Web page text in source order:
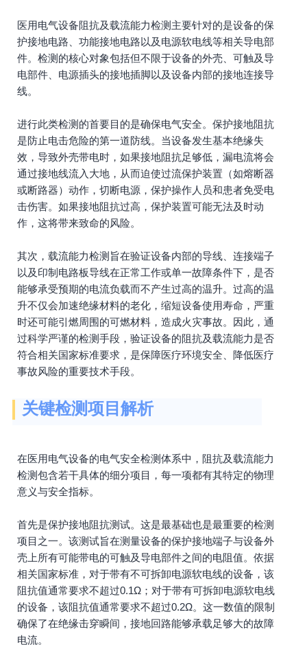
医用电气设备阻抗及载流能力检测主要针对的是设备的保
护接地电路、功能接地电路以及电源软电线等相关导电部
件。检测的核心对象包括但不限于设备的外壳、可触及导
电部件、电源插头的接地插脚以及设备内部的接地连接导
线。
进行此类检测的首要目的是确保电气安全。保护接地阻抗
是防止电击危险的第一道防线。当设备发生基本绝缘失
效，导致外壳带电时，如果接地阻抗足够低，漏电流将会
通过接地线流入大地，从而迫使过流保护装置（如熔断器
或断路器）动作，切断电源，保护操作人员和患者免受电
击伤害。如果接地阻抗过高，保护装置可能无法及时动
作，这将带来致命的风险。
其次，载流能力检测旨在验证设备内部的导线、连接端子
以及印制电路板导线在正常工作或单一故障条件下，是否
能够承受预期的电流负载而不产生过高的温升。过高的温
升不仅会加速绝缘材料的老化，缩短设备使用寿命，严重
时还可能引燃周围的可燃材料，造成火灾事故。因此，通
过科学严谨的检测手段，验证设备的阻抗及载流能力是否
符合相关国家标准要求，是保障医疗环境安全、降低医疗
事故风险的重要技术手段。
关键检测项目解析
在医用电气设备的电气安全检测体系中，阻抗及载流能力
检测包含若干具体的细分项目，每一项都有其特定的物理
意义与安全指标。
首先是保护接地阻抗测试。这是最基础也是最重要的检测
项目之一。该测试旨在测量设备的保护接地端子与设备外
壳上所有可能带电的可触及导电部件之间的电阻值。依据
相关国家标准，对于带有不可拆卸电源软电线的设备，该
阻抗值通常要求不超过0.1Ω；对于带有可拆卸电源软电线
的设备，该阻抗值通常要求不超过0.2Ω。这一数值的限制
确保了在绝缘击穿瞬间，接地回路能够承载足够大的故障
电流。